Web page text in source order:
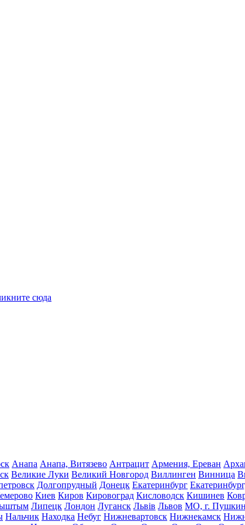
сюда
Анапа Анапа, Витязево Антрацит Армения, Ереван
Великие Луки Великий Новгород Виллинген Винница
Долгопрудный Донецк Екатеринбург
Киев Киров Кировоград Кисловодск Кишинев
Липецк Лондон Луганск Львів Львов МО, г.
Нальчик Находка Небуг Нижневартовск Нижнекамск